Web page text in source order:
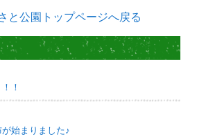
と公園トップページへ戻る
！
始まりました♪